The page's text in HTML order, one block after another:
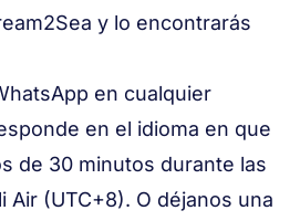
y lo encontrarás
en cualquier
en el idioma en que
de 30 minutos durante las
Air (UTC+8). O déjanos una